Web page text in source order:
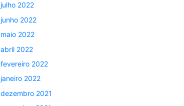
julho 2022
junho 2022
maio 2022
abril 2022
fevereiro 2022
janeiro 2022
dezembro 2021